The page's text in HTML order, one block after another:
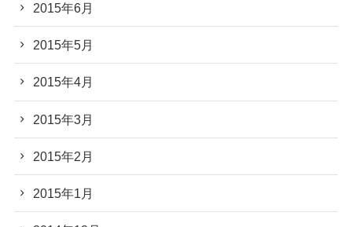
2015年6月
2015年5月
2015年4月
2015年3月
2015年2月
2015年1月